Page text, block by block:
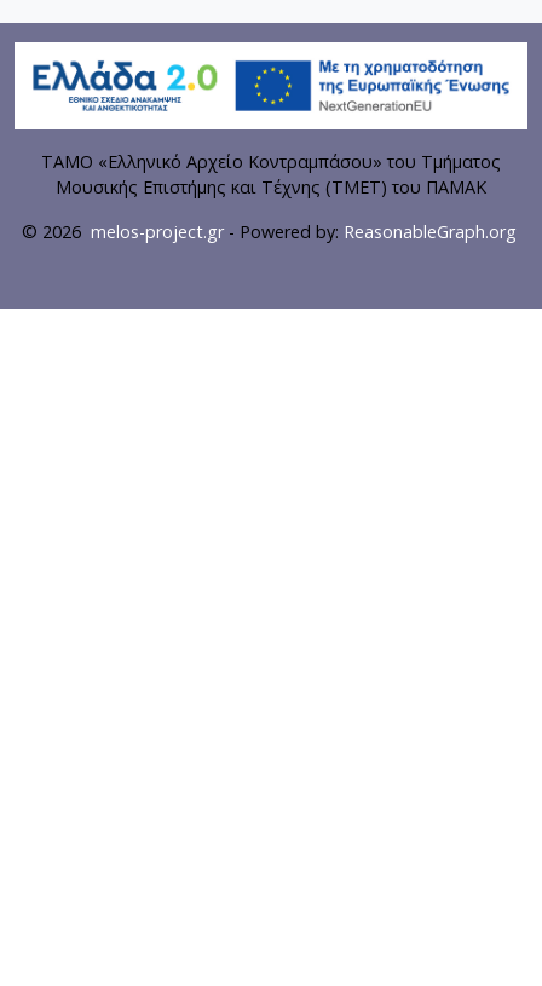
ΤΑΜΟ «Ελληνικό Αρχείο Κοντραμπάσου» του Τμήματος
Μουσικής Επιστήμης και Τέχνης (ΤΜΕΤ) του ΠΑΜΑΚ
© 2026 melos-project.gr- Powered by: ReasonableGraph.org